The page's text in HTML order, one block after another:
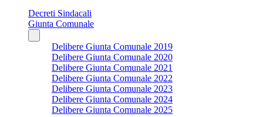
Decreti Sindacali
Giunta Comunale
Delibere Giunta Comunale 2019
Delibere Giunta Comunale 2020
Delibere Giunta Comunale 2021
Delibere Giunta Comunale 2022
Delibere Giunta Comunale 2023
Delibere Giunta Comunale 2024
Delibere Giunta Comunale 2025